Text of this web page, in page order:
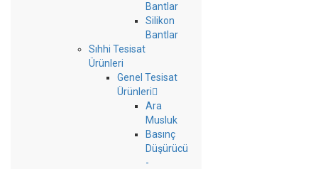
Bantlar
Silikon
Bantlar
Sıhhi Tesisat
Ürünleri
Genel Tesisat
Ürünleri
Ara
Musluk
Basınç
Düşürücü
-